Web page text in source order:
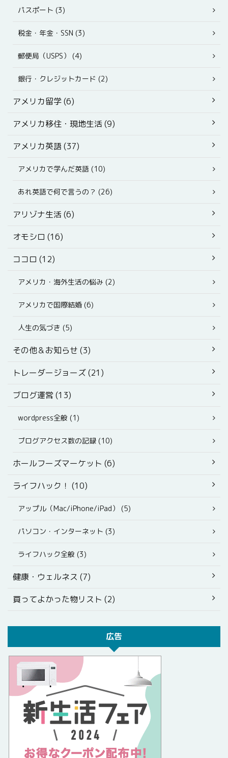
パスポート (3)
税金・年金・SSN (3)
郵便局（USPS） (4)
銀行・クレジットカード (2)
アメリカ留学 (6)
アメリカ移住・現地生活 (9)
アメリカ英語 (37)
アメリカで学んだ英語 (10)
あれ英語で何で言うの？ (26)
アリゾナ生活 (6)
オモシロ (16)
ココロ (12)
アメリカ・海外生活の悩み (2)
アメリカで国際結婚 (6)
人生の気づき (5)
その他＆お知らせ (3)
トレーダージョーズ (21)
ブログ運営 (13)
wordpress全般 (1)
ブログアクセス数の記録 (10)
ホールフーズマーケット (6)
ライフハック！ (10)
アップル（Mac/iPhone/iPad） (5)
パソコン・インターネット (3)
ライフハック全般 (3)
健康・ウェルネス (7)
買ってよかった物リスト (2)
広告